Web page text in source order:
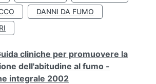
DANNI DA FUMO
cliniche per promuovere la
dell'abitudine al fumo -
integrale 2002